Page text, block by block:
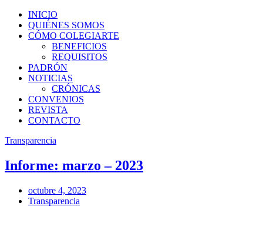
INICIO
QUIÉNES SOMOS
CÓMO COLEGIARTE
BENEFICIOS
REQUISITOS
PADRÓN
NOTICIAS
CRÓNICAS
CONVENIOS
REVISTA
CONTACTO
Transparencia
Informe: marzo – 2023
octubre 4, 2023
Transparencia